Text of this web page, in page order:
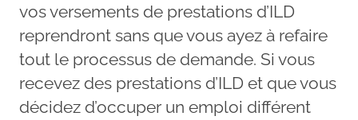
vos versements de prestations d’ILD
reprendront sans que vous ayez à refaire
tout le processus de demande. Si vous
recevez des prestations d’ILD et que vous
décidez d’occuper un emploi différent